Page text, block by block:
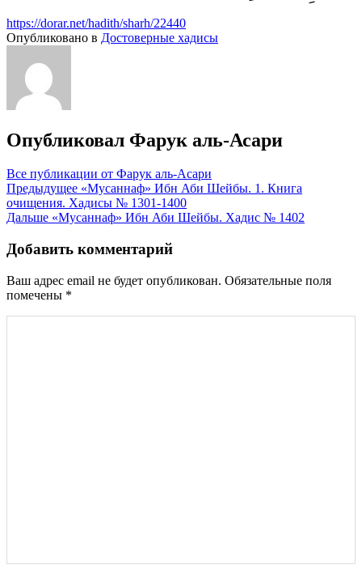
https://dorar.net/hadith/sharh/22440
Опубликовано в Достоверные хадисы
Опубликовал Фарук аль-Асари
Все публикации от Фарук аль-Асари
Навигация
по
Предыдущее «Мусаннаф» Ибн Аби Шейбы. 1. Книга
очищения. Хадисы № 1301-1400
Дальше «Мусаннаф» Ибн Аби Шейбы. Хадис № 1402
Добавить комментарий
Ваш адрес email не будет опубликован. Обязательные поля
помечены *